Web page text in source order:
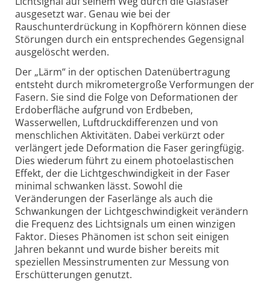
ausgesetzt war. Genau wie bei der
Rauschunterdrückung in Kopfhörern können diese
Störungen durch ein entsprechendes Gegensignal
ausgelöscht werden.
Der „Lärm“ in der optischen Daten­übertragung
entsteht durch mikro­meter­große Verformungen der
Fasern. Sie sind die Folge von Deformationen der
Erdober­fläche aufgrund von Erdbeben,
Wasserwellen, Luftdruck­differenzen und von
menschlichen Akti­vitäten. Dabei verkürzt oder
verlängert jede Deformation die Faser geringfügig.
Dies wiederum führt zu einem photoelastischen
Effekt, der die Licht­geschwindigkeit in der Faser
minimal schwanken lässt. Sowohl die
Veränderungen der Faserlänge als auch die
Schwankungen der Lichtgeschwindigkeit verändern
die Frequenz des Lichtsignals um einen winzigen
Faktor. Dieses Phänomen ist schon seit einigen
Jahren bekannt und wurde bisher bereits mit
speziellen Mess­instrumenten zur Messung von
Erschütterungen genutzt.